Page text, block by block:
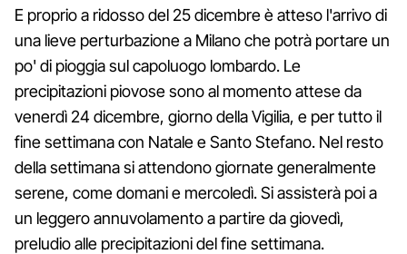
E proprio a ridosso del 25 dicembre è atteso l'arrivo di
una lieve perturbazione a Milano che potrà portare un
po' di pioggia sul capoluogo lombardo. Le
precipitazioni piovose sono al momento attese da
venerdì 24 dicembre, giorno della Vigilia, e per tutto il
fine settimana con Natale e Santo Stefano. Nel resto
della settimana si attendono giornate generalmente
serene, come domani e mercoledì. Si assisterà poi a
un leggero annuvolamento a partire da giovedì,
preludio alle precipitazioni del fine settimana.